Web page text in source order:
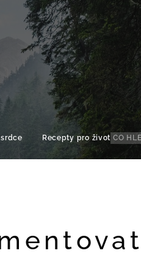
Recepty pro život